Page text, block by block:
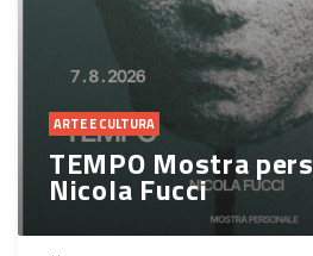
ARTE E CULTURA
TEMPO Mostra
Nicola Fucci